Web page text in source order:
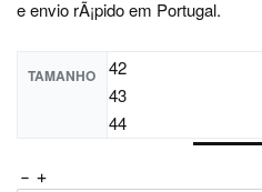
e envio rÃ¡pido em Portugal.
TAMANHO
42
43
44